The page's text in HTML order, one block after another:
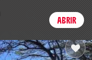
Login
ABRIR